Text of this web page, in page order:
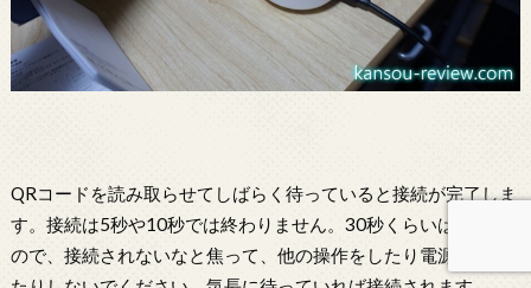
QRコードを読み取らせてしばらく待っていると接続が完了しま
す。接続は5秒や10秒では終わりません。30秒くらいはかかる
ので、接続されないなと焦って、他の操作をしたり電源を切っ